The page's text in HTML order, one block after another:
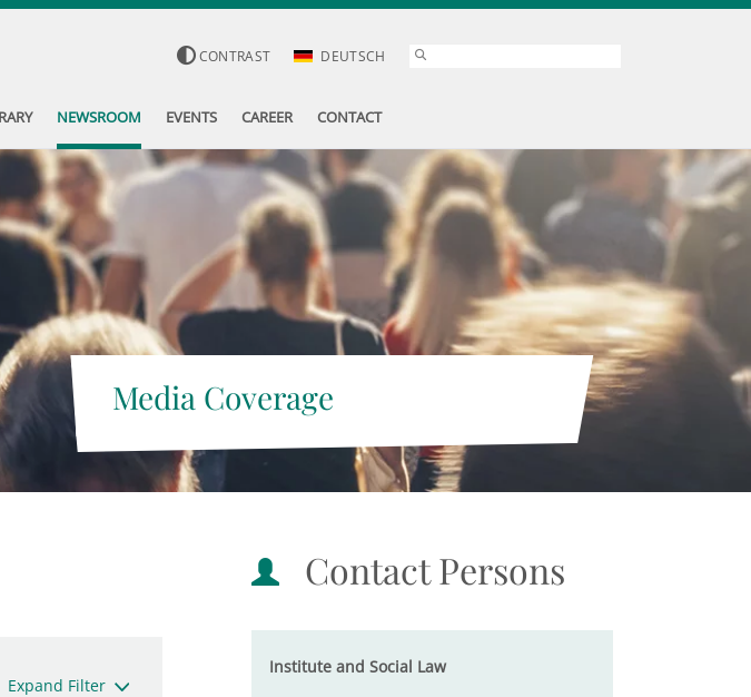
CONTRAST DEUTSCH
NEWSROOM EVENTS CAREER CONTACT
Media Coverage
Expand Filter
Contact Persons
Institute and Social Law